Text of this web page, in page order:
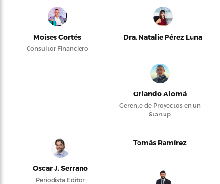
Moises Cortés
Consultor Financiero
Dra. Natalie Pérez Luna
Orlando Alomá
Gerente de Proyectos en un
Startup
Oscar J. Serrano
Periodista Editor
Tomás Ramírez